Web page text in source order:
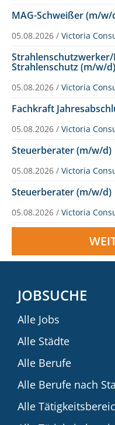
MAG-Schweißer (m/w/
05.08.2026 / Victoria
Strahlenschutz (m/w/d)
05.08.2026 / Victoria
Fachkraft
05.08.2026 / Victoria
Steuerberater (m/w/d)
05.08.2026 / Victoria
Steuerberater (m/w/d)
05.08.2026 / Victoria
JOBSUCHE
Alle Jobs
Alle Städte
Alle Berufe
Alle Berufe nach
Alle